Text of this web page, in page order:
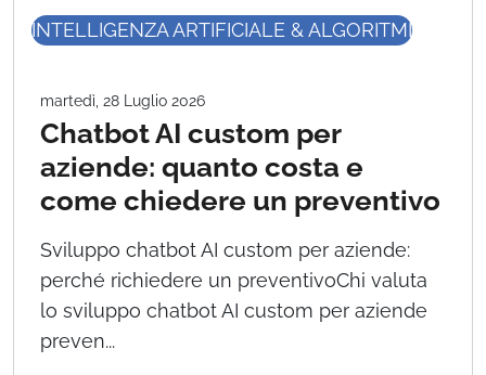
INTELLIGENZA ARTIFICIALE & ALGORITMI
martedì, 28 Luglio 2026
Chatbot AI custom per
aziende: quanto costa e
come chiedere un preventivo
Sviluppo chatbot AI custom per aziende:
perché richiedere un preventivoChi valuta
lo sviluppo chatbot AI custom per aziende
preven...